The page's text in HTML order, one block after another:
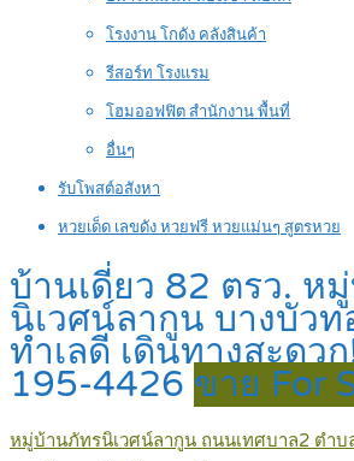
โรงงาน โกดัง คลังสินค้า
รีสอร์ท โรงแรม
โฮมออฟฟิต สำนักงาน พื้นที่
อื่นๆ
รับโพสต์อสังหา
หวยเด็ด เลขดัง หวยฟรี หวยแม่นๆ สูตรหวย
บ้านเดี่ยว 82 ตรว. ห
นิเวศน์ลากูน บางบัว
ทำเลดี เดินทางสะดว
195-4426 ขาย For
หมู่บ้านภัทรนิเวศน์ลากูน ถนนเทศบาล2 ตำบ